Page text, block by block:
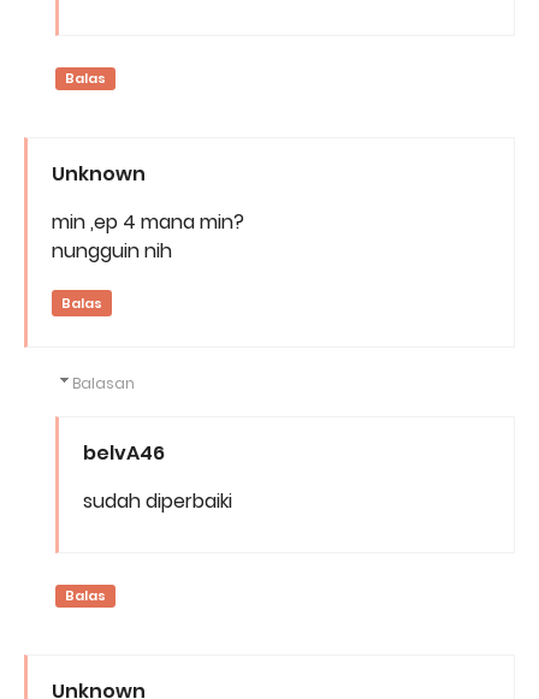
Balas
Unknown
min ,ep 4 mana min?
nungguin nih
Balas
Balasan
belvA46
sudah diperbaiki
Balas
Unknown